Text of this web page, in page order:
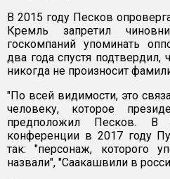
В 2015 году Песков
Кремль запретил
госкомпаний упоминать
два года спустя подтвердил,
никогда не произносит
"По всей видимости, это
человеку, которое
предположил Песков. В
конференции в 2017 году
так: "персонаж, которого
назвали", "Саакашвили в